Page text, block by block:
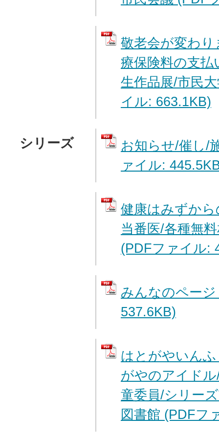
敬老会が変わ
療保険料の支払
生作品展/市民
イル: 663.1KB)
シリーズ
お知らせ/催し/
ァイル:
健康はみずか
当番医/各種無
(PDFファイル:
みんなのペー
537.6KB)
はとがやいん
がやのアイド
童委員/シリー
図書館 (PDFフ